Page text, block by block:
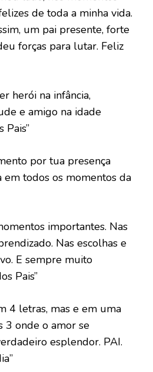
de toda a minha vida.
um pai presente, forte
forças para lutar. Feliz
herói na infância,
e amigo na idade
Pais”
por tua presença
em todos os momentos da
importantes. Nas
Nas escolhas e
E sempre muito
Pais”
4 letras, mas e em uma
3 onde o amor se
esplendor. PAI.